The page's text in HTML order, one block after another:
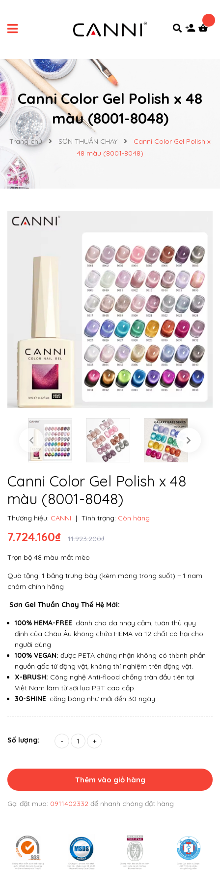
Canni Color Gel Polish x 48
màu (8001-8048)
Trang chủ SƠN THUẦN CHAY
Canni Color Gel Polish x
48 màu (8001-8048)
Canni Color Gel Polish x 48
màu (8001-8048)
Thương hiệu: CANNI | Tình trạng: Còn hàng
7.724.160₫ 11.923.200₫
Trọn bộ 48 màu mắt mèo
Quà tặng: 1 bảng trưng bày (kèm móng trong suốt) + 1 nam
châm chính hãng
Sơn Gel Thuần Chay Thế Hệ Mới:
100% HEMA-FREE: dành cho da nhạy cảm, tuân thủ quy
định của Châu Âu không chứa HEMA và 12 chất có hại cho
người dùng
100% VEGAN: được PETA chứng nhận không có thành phần
nguồn gốc từ động vật, không thí nghiệm trên động vật.
X-BRUSH: Công nghệ Anti-flood chống tràn đầu tiên tại
Việt Nam làm từ sợi lụa PBT cao cấp.
30-SHINE: căng bóng như mới đến 30 ngày
Số lượng: - +
Thêm vào giỏ hàng
Gọi đặt mua: 0911402332 để nhanh chóng đặt hàng